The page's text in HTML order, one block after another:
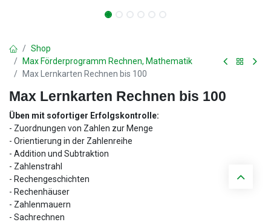
Shop
Max Förderprogramm Rechnen, Mathematik
Max Lernkarten Rechnen bis 100
Max Lernkarten Rechnen bis 100
Üben mit sofortiger Erfolgskontrolle:
- Zuordnungen von Zahlen zur Menge
- Orientierung in der Zahlenreihe
- Addition und Subtraktion
- Zahlenstrahl
- Rechengeschichten
- Rechenhäuser
- Zahlenmauern
- Sachrechnen